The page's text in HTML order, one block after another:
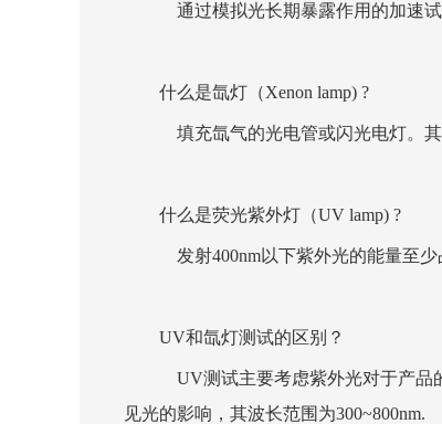
通过模拟光长期暴露作用的加速试
什么是氙灯（Xenon lamp) ?
填充氙气的光电管或闪光电灯。
什么是荧光紫外灯（UV lamp) ?
发射400nm以下紫外光的能量至少
UV和氙灯测试的区别？
UV测试主要考虑紫外光对于产品
见光的影响，其波长范围为300~800nm.